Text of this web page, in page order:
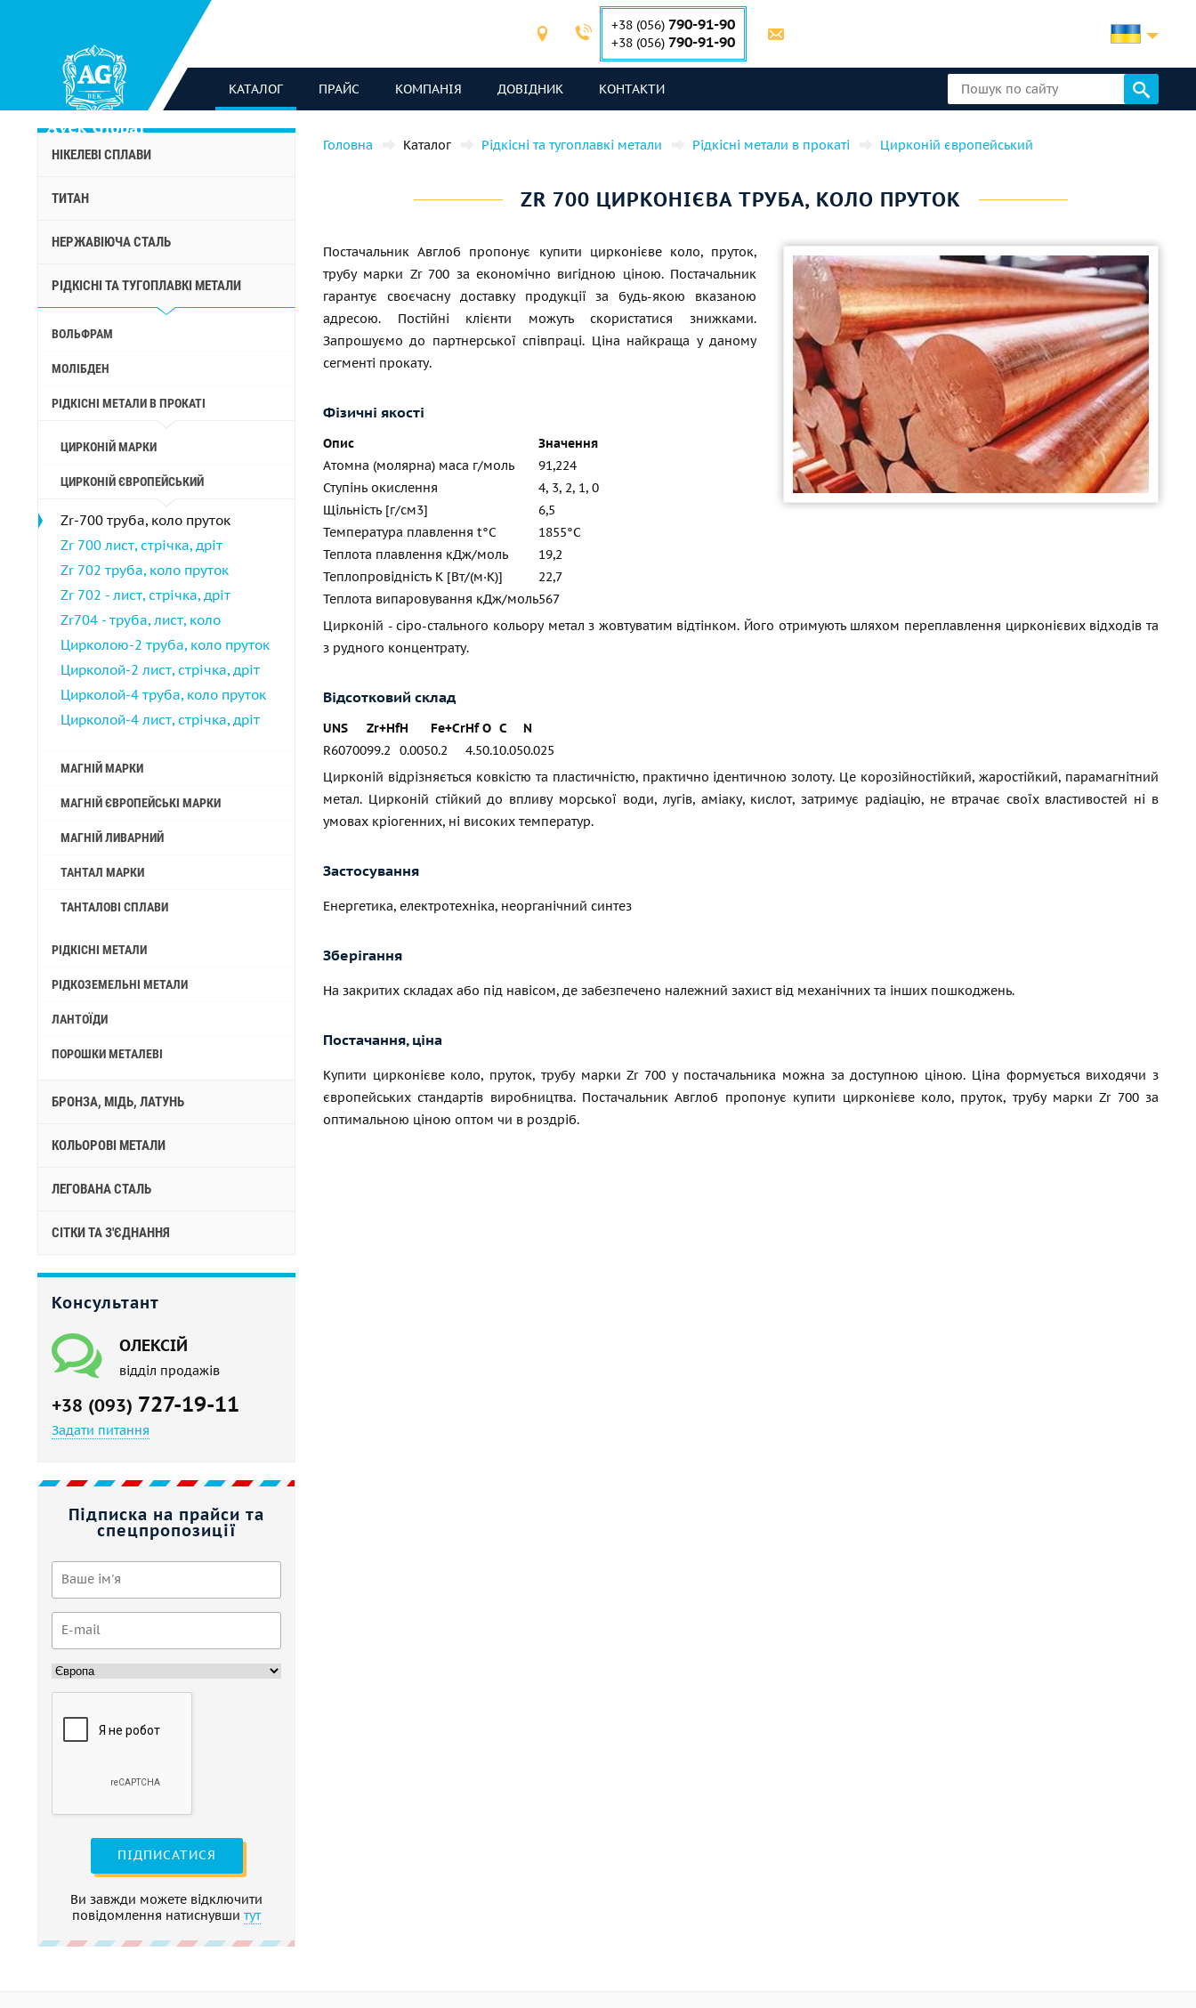
+38 (056) 790-91-90
+38 (056) 790-91-90
КАТАЛОГ ПРАЙС КОМПАНІЯ ДОВІДНИК КОНТАКТИ
НІКЕЛЕВІ СПЛАВИ
ТИТАН
НЕРЖАВІЮЧА СТАЛЬ
РІДКІСНІ ТА ТУГОПЛАВКІ МЕТАЛИ
ВОЛЬФРАМ
МОЛІБДЕН
РІДКІСНІ МЕТАЛИ В ПРОКАТІ
ЦИРКОНІЙ МАРКИ
ЦИРКОНІЙ ЄВРОПЕЙСЬКИЙ
Zr-700 труба, коло пруток
Zr 700 лист, стрічка, дріт
Zr 702 труба, коло пруток
Zr 702 - лист, стрічка, дріт
Zr704 - труба, лист, коло
Цирколою-2 труба, коло пруток
Цирколой-2 лист, стрічка, дріт
Цирколой-4 труба, коло пруток
Цирколой-4 лист, стрічка, дріт
МАГНІЙ МАРКИ
МАГНІЙ ЄВРОПЕЙСЬКІ МАРКИ
МАГНІЙ ЛИВАРНИЙ
ТАНТАЛ МАРКИ
ТАНТАЛОВІ СПЛАВИ
РІДКІСНІ МЕТАЛИ
РІДКОЗЕМЕЛЬНІ МЕТАЛИ
ЛАНТОЇДИ
ПОРОШКИ МЕТАЛЕВІ
БРОНЗА, МІДЬ, ЛАТУНЬ
КОЛЬОРОВІ МЕТАЛИ
ЛЕГОВАНА СТАЛЬ
СІТКИ ТА З'ЄДНАННЯ
Консультант
ОЛЕКСІЙ
відділ продажів
+38 (093) 727-19-11
Задати питання
Підписка на прайси та
спецпропозиції
ПІДПИСАТИСЯ
Ви завжди можете відключити
повідомлення натиснувши тут
Головна Каталог Рідкісні та тугоплавкі метали Рідкісні метали в прокаті Цирконій європейський
ZR 700 ЦИРКОНІЄВА ТРУБА, КОЛО ПРУТОК
Постачальник Авглоб пропонує купити цирконієве коло, пруток,
трубу марки Zr 700 за економічно вигідною ціною. Постачальник
гарантує своєчасну доставку продукції за будь-якою вказаною
адресою. Постійні клієнти можуть скористатися знижками.
Запрошуємо до партнерської співпраці. Ціна найкраща у даному
сегменті прокату.
Фізичні якості
Опис
Значення
Атомна (молярна) маса г/моль
91,224
Ступінь окислення
4, 3, 2, 1, 0
Щільність [г/см3]
6,5
Температура плавлення t°С
1855°С
Теплота плавлення кДж/моль
19,2
Теплопровідність К [Вт/(м·К)]
22,7
Теплота випаровування кДж/моль567
Цирконій - сіро-стального кольору метал з жовтуватим відтінком. Його отримують шляхом переплавлення цирконієвих відходів та
з рудного концентрату.
Відсотковий склад
UNS Zr+HfH Fe+CrHf O C
N
R6070099.2 0.0050.2 4.50.10.050.025
Цирконій відрізняється ковкістю та пластичністю, практично ідентичною золоту. Це корозійностійкий, жаростійкий, парамагнітний
метал. Цирконій стійкий до впливу морської води, лугів, аміаку, кислот, затримує радіацію, не втрачає своїх властивостей ні в
умовах кріогенних, ні високих температур.
Застосування
Енергетика, електротехніка, неорганічний синтез
Зберігання
На закритих складах або під навісом, де забезпечено належний захист від механічних та інших пошкоджень.
Постачання, ціна
Купити цирконієве коло, пруток, трубу марки Zr 700 у постачальника можна за доступною ціною. Ціна формується виходячи з
європейських стандартів виробництва. Постачальник Авглоб пропонує купити цирконієве коло, пруток, трубу марки Zr 700 за
оптимальною ціною оптом чи в роздріб.